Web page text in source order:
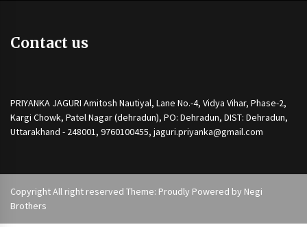
Contact us
PRIYANKA JAGURI Amitosh Nautiyal, Lane No.-4, Vidya Vihar, Phase-2,
Kargi Chowk, Patel Nagar (dehradun), PO: Dehradun, DIST: Dehradun,
Uttarakhand - 248001, 9760100455, jaguri.priyanka@gmail.com
Copyright All right reserved Theme: Proudly Powered by Negi
Brothers